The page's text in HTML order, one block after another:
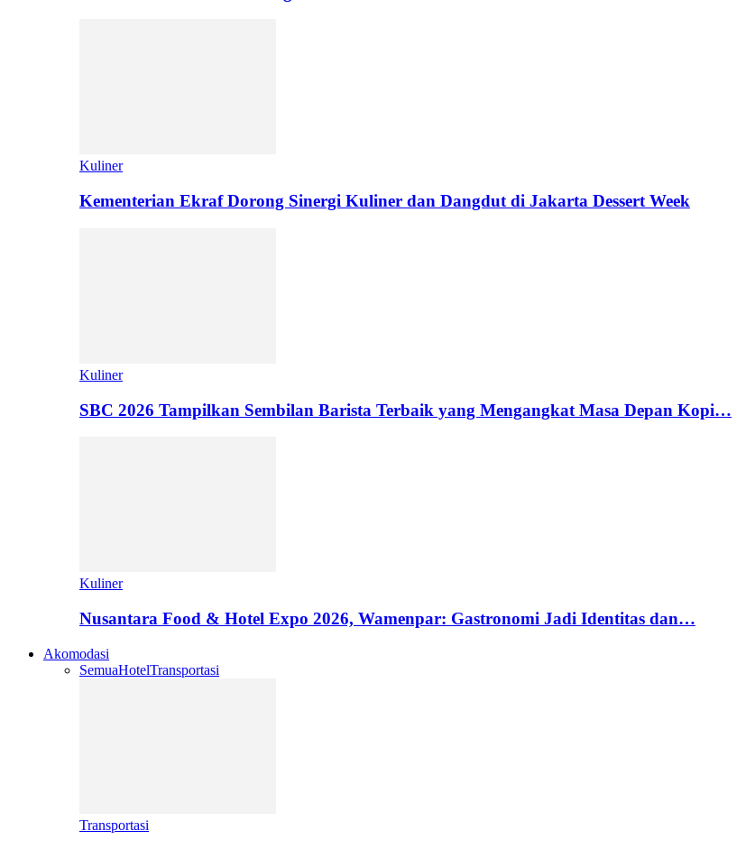
Kuliner
Kementerian Ekraf Dorong Sinergi Kuliner dan Dangdut di Jakarta Dessert Week
Kuliner
SBC 2026 Tampilkan Sembilan Barista Terbaik yang Mengangkat Masa Depan Kopi…
Kuliner
Nusantara Food & Hotel Expo 2026, Wamenpar: Gastronomi Jadi Identitas dan…
Akomodasi
SemuaHotelTransportasi
Transportasi